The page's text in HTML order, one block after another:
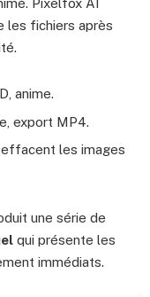
Pixelfox AI
les fichiers après
anime.
export MP4.
les images
une série de
qui présente les
immédiats.